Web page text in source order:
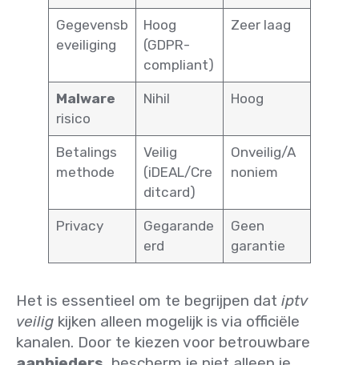
Gegevensb
eveiliging
Hoog
(GDPR-
compliant)
Zeer laag
Malware
risico
Nihil Hoog
Betalings
methode
Veilig
(iDEAL/Cre
ditcard)
Onveilig/A
noniem
Privacy
Gegarande
erd
Geen
garantie
Het is essentieel om te begrijpen dat iptv
veilig kijken alleen mogelijk is via officiële
kanalen. Door te kiezen voor betrouwbare